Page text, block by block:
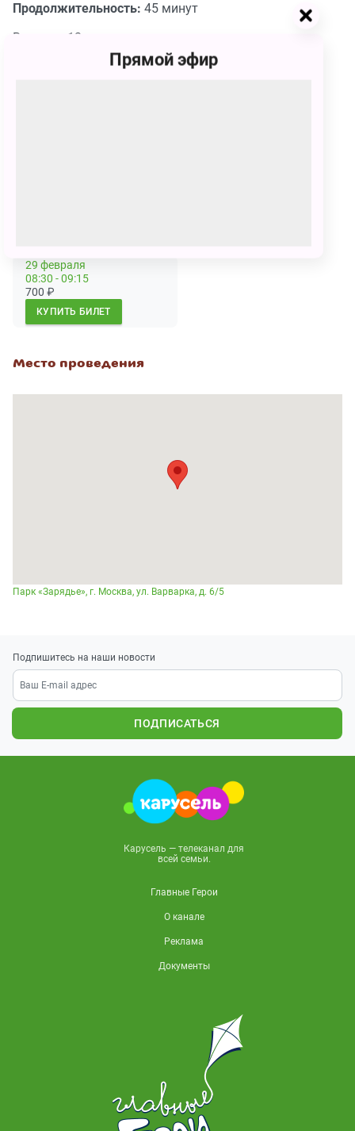
Продолжительность: 45 минут
Возраст: 12+
Дети младше указанного возраста допускаются на
29 февраля
08:30 - 09:15
700 ₽
КУПИТЬ БИЛЕТ
Место проведения
Парк «Зарядье», г. Москва, ул. Варварка, д. 6/5
Подпишитесь на наши новости
ПОДПИСАТЬСЯ
Карусель — телеканал для
всей семьи.
Главные Герои
О канале
Реклама
Документы
Прямой эфир